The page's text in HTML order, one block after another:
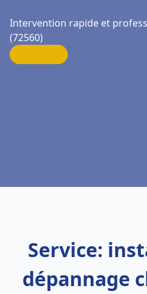
Intervention rapide et
(72560)
Service:
dépannage